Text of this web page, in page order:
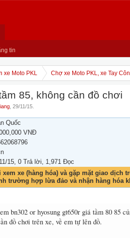
tin
xe Moto PKL Chợ xe Moto PKL, xe Tay Côn
85, không cần đồ chơi
29/11/15
Quốc
VNĐ
15, 0 Trả lời, 1,971 Đọc
xe (hàng hóa) và gặp mặt giao dịch
trường hợp lừa đảo và nhận hàng hóa
bn302 or hyosung gt650r giá tầm 80 85
đồ chơi trên xe, về em tự lên đồ.